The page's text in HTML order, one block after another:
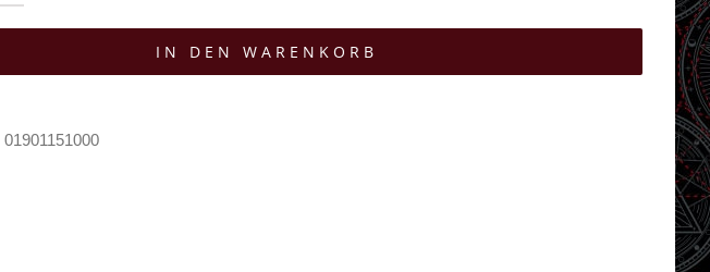
IN DEN WARENKORB
01901151000